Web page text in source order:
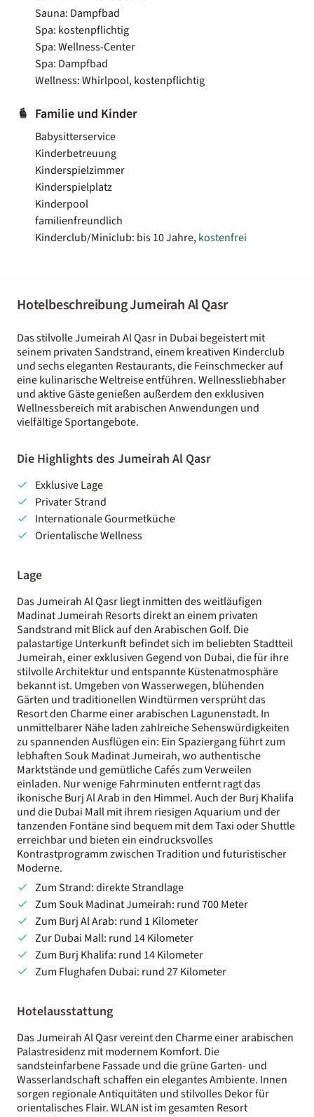
Sauna: Dampfbad
Spa: kostenpflichtig
Spa: Wellness-Center
Spa: Dampfbad
Wellness: Whirlpool, kostenpflichtig
Familie und Kinder
Babysitterservice
Kinderbetreuung
Kinderspielzimmer
Kinderspielplatz
Kinderpool
familienfreundlich
Kinderclub/Miniclub: bis 10 Jahre,kostenfrei
Hotelbeschreibung Jumeirah Al Qasr
Das stilvolle Jumeirah Al Qasr in Dubai begeistert mit
seinem privaten Sandstrand, einem kreativen Kinderclub
und sechs eleganten Restaurants, die Feinschmecker auf
eine kulinarische Weltreise entführen. Wellnessliebhaber
und aktive Gäste genießen außerdem den exklusiven
Wellnessbereich mit arabischen Anwendungen und
vielfältige Sportangebote.
Die Highlights des Jumeirah Al Qasr
Exklusive Lage
Privater Strand
Internationale Gourmetküche
Orientalische Wellness
Lage
Das Jumeirah Al Qasr liegt inmitten des weitläufigen
Madinat Jumeirah Resorts direkt an einem privaten
Sandstrand mit Blick auf den Arabischen Golf. Die
palastartige Unterkunft befindet sich im beliebten Stadtteil
Jumeirah, einer exklusiven Gegend von Dubai, die für ihre
stilvolle Architektur und entspannte Küstenatmosphäre
bekannt ist. Umgeben von Wasserwegen, blühenden
Gärten und traditionellen Windtürmen versprüht das
Resort den Charme einer arabischen Lagunenstadt. In
unmittelbarer Nähe laden zahlreiche Sehenswürdigkeiten
zu spannenden Ausflügen ein: Ein Spaziergang führt zum
lebhaften Souk Madinat Jumeirah, wo authentische
Marktstände und gemütliche Cafés zum Verweilen
einladen. Nur wenige Fahrminuten entfernt ragt das
ikonische Burj Al Arab in den Himmel. Auch der Burj Khalifa
und die Dubai Mall mit ihrem riesigen Aquarium und der
tanzenden Fontäne sind bequem mit dem Taxi oder Shuttle
erreichbar und bieten ein eindrucksvolles
Kontrastprogramm zwischen Tradition und futuristischer
Moderne.
Zum Strand: direkte Strandlage
Zum Souk Madinat Jumeirah: rund 700 Meter
Zum Burj Al Arab: rund 1 Kilometer
Zur Dubai Mall: rund 14 Kilometer
Zum Burj Khalifa: rund 14 Kilometer
Zum Flughafen Dubai: rund 27 Kilometer
Hotelausstattung
Das Jumeirah Al Qasr vereint den Charme einer arabischen
Palastresidenz mit modernem Komfort. Die
sandsteinfarbene Fassade und die grüne Garten- und
Wasserlandschaft schaffen ein elegantes Ambiente. Innen
sorgen regionale Antiquitäten und stilvolles Dekor für
orientalisches Flair. WLAN ist im gesamten Resort